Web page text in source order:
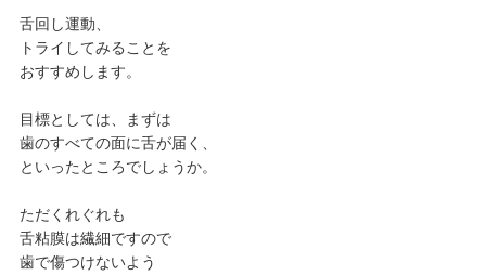
舌回し運動、
トライしてみることを
おすすめします。
目標としては、まずは
歯のすべての面に舌が届く、
といったところでしょうか。
ただくれぐれも
舌粘膜は繊細ですので
歯で傷つけないよう